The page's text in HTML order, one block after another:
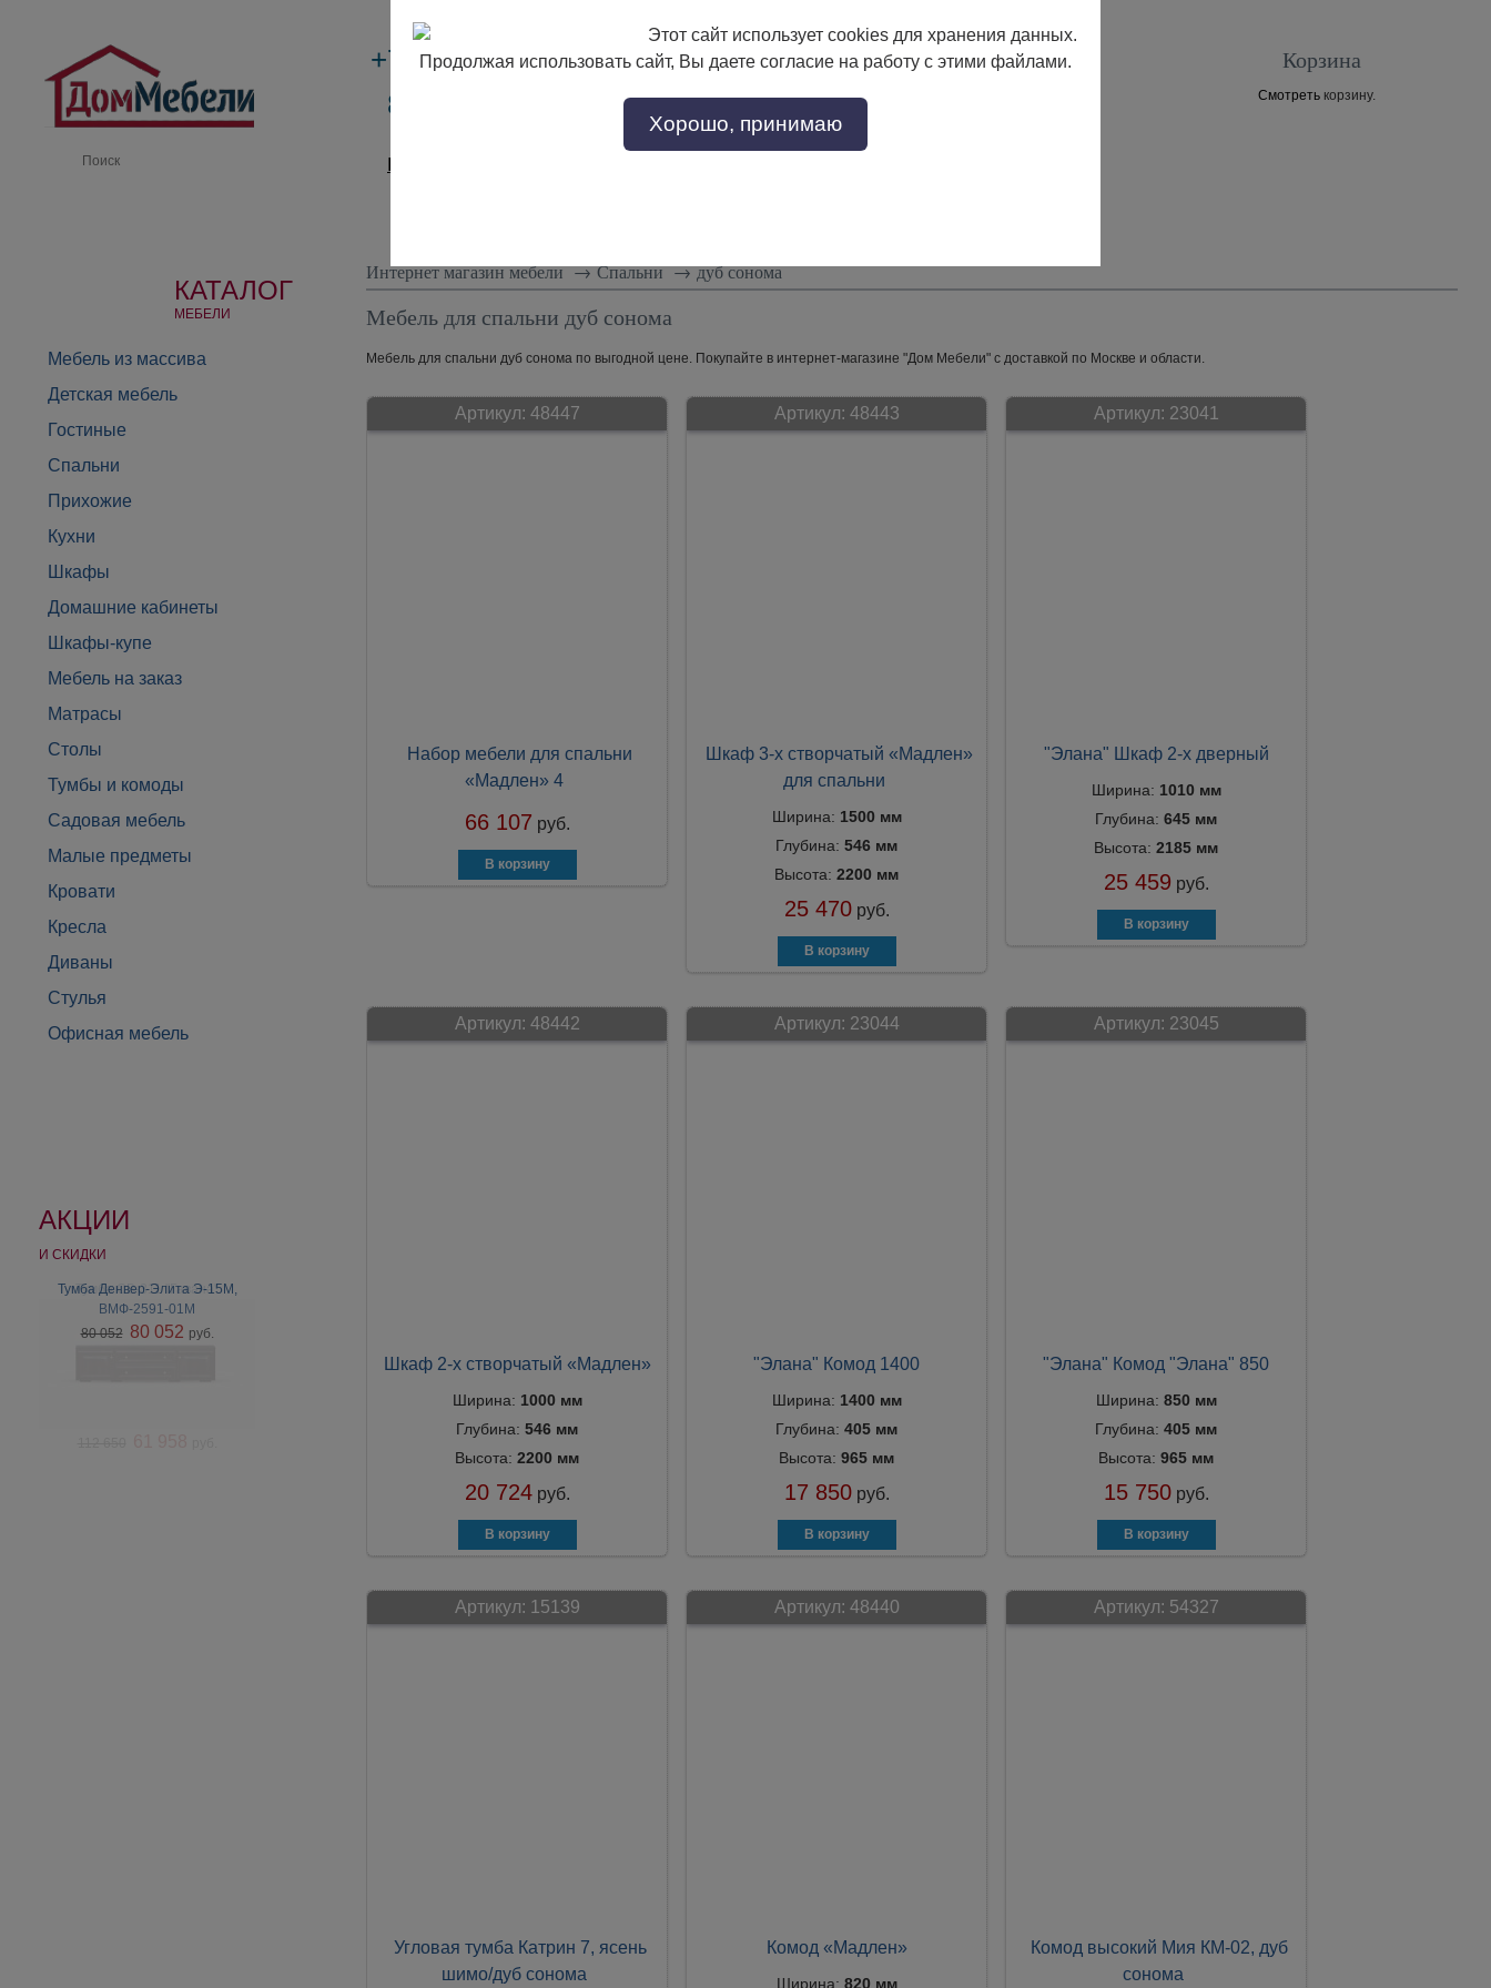
+7 (495)133-17-89
8 (800) 302-17-89
с 9:00 до 18:00
Заказать звонок
Производители
Корзина
Смотреть корзину.
КАТАЛОГ
МЕБЕЛИ
Мебель из массива
Детская мебель
Гостиные
Спальни
Прихожие
Кухни
Шкафы
Домашние кабинеты
Шкафы-купе
Мебель на заказ
Матрасы
Столы
Тумбы и комоды
Садовая мебель
Малые предметы
Кровати
Кресла
Диваны
Стулья
Офисная мебель
АКЦИИ
И СКИДКИ
Тумба СВ-311 "Гавана"
Тумба Денвер-Элита Э-15М,
ВМФ-2591-01М
80 052 80 052 руб.
Интернет магазин мебели→ Спальни→ дуб сонома
Мебель для спальни дуб сонома
Мебель для спальни дуб сонома по выгодной цене. Покупайте в интернет-магазине "Дом Мебели" с доставкой по Москве и области.
Артикул: 48447
Набор мебели для спальни
«Мадлен» 4
66 107 руб.
Артикул: 48443
Шкаф 3-х створчатый «Мадлен»
для спальни
Ширина: 1500 мм
Глубина: 546 мм
Высота: 2200 мм
25 470 руб.
Артикул: 23041
"Элана" Шкаф 2-х дверный
Ширина: 1010 мм
Глубина: 645 мм
Высота: 2185 мм
25 459 руб.
Артикул: 48442
Шкаф 2-х створчатый «Мадлен»
Ширина: 1000 мм
Глубина: 546 мм
Высота: 2200 мм
20 724 руб.
Артикул: 23044
"Элана" Комод 1400
Ширина: 1400 мм
Глубина: 405 мм
Высота: 965 мм
17 850 руб.
Артикул: 23045
"Элана" Комод "Элана" 850
Ширина: 850 мм
Глубина: 405 мм
Высота: 965 мм
15 750 руб.
Артикул: 15139
Угловая тумба Катрин 7, ясень
шимо/дуб сонома
Артикул: 48440
Комод «Мадлен»
Ширина: 820 мм
Артикул: 54327
Комод высокий Мия КМ-02, дуб
сонома
Этот сайт использует cookies для хранения данных.
Продолжая использовать сайт, Вы даете согласие на работу с этими файлами.
Хорошо, принимаю